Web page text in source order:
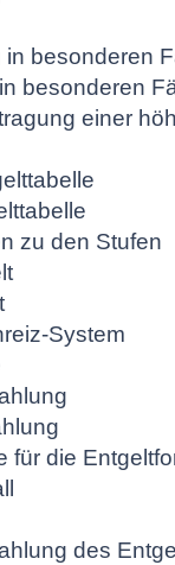
besonderen
besonderen
einer
zu den Stufen
System
für die
des